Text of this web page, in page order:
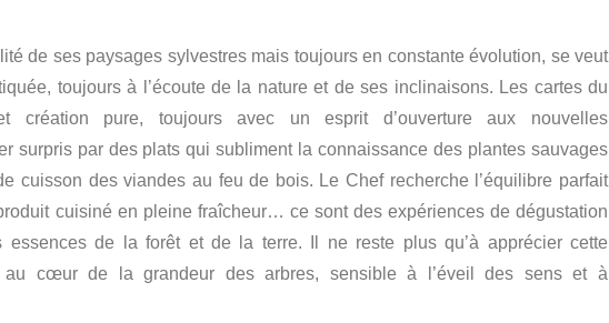
de ses paysages sylvestres mais toujours en constante évolution, se veut
toujours à l’écoute de la nature et de ses inclinaisons. Les cartes du
création pure, toujours avec un esprit d’ouverture aux nouvelles
surpris par des plats qui subliment la connaissance des plantes sauvages
cuisson des viandes au feu de bois. Le Chef recherche l’équilibre parfait
cuisiné en pleine fraîcheur… ce sont des expériences de dégustation
essences de la forêt et de la terre. Il ne reste plus qu’à apprécier cette
au cœur de la grandeur des arbres, sensible à l’éveil des sens et à